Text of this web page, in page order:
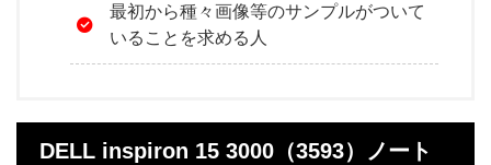
最初から種々画像等のサンプルがついて
いることを求める人
DELL inspiron 15 3000（3593）ノート